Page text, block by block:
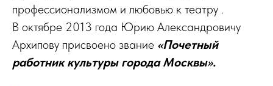
профессионализмом и любовью к театру .
В октябре 2013 года Юрию Александровичу
Архипову присвоено звание «Почетный
работник культуры города Москвы».